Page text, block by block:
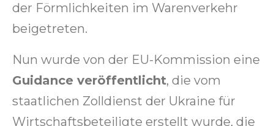
der Förmlichkeiten im Warenverkehr
beigetreten.
Nun wurde von der EU-Kommission eine
Guidance veröffentlicht, die vom
staatlichen Zolldienst der Ukraine für
Wirtschaftsbeteiligte erstellt wurde, die